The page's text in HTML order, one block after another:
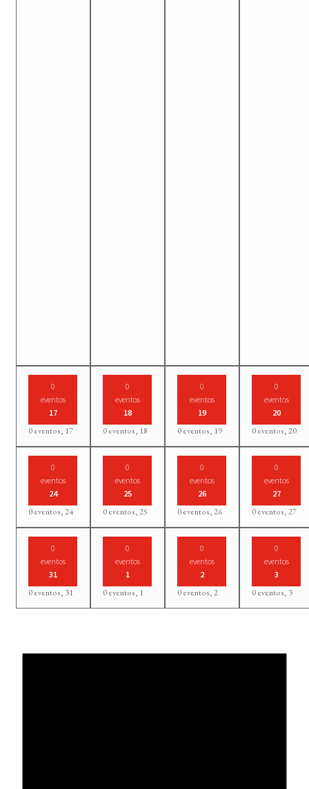
0
eventos
17
0 eventos, 17
0
eventos
18
0 eventos, 18
0
eventos
19
0 eventos, 19
0
eventos
20
0 eventos,20
0
eventos
24
0 eventos,24
0
eventos
25
0 eventos,25
0
eventos
26
0 eventos,26
0
eventos
27
0 eventos,27
0
eventos
31
0 eventos, 31
0
eventos
1
0 eventos, 1
0
eventos
2
0 eventos,2
0
eventos
3
0 eventos, 3